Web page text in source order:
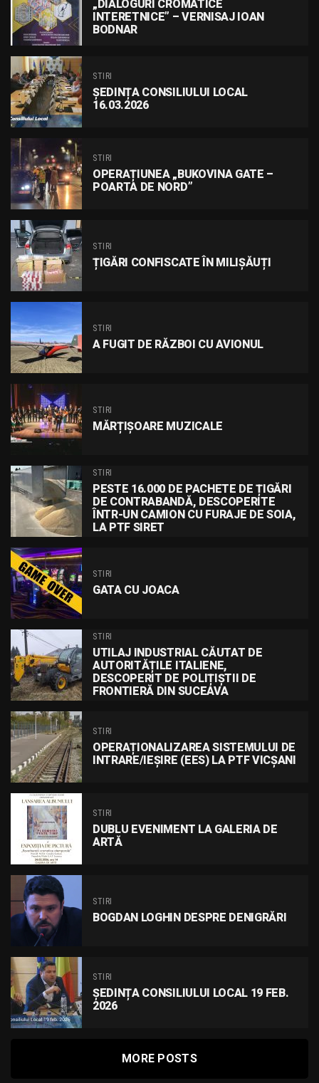
„DIALOGURI CROMATICE
INTERETNICE” – VERNISAJ IOAN
BODNAR
STIRI
ȘEDINȚA CONSILIULUI LOCAL
16.03.2026
STIRI
OPERAȚIUNEA „BUKOVINA GATE –
POARTA DE NORD”
STIRI
ȚIGĂRI CONFISCATE ÎN MILIȘĂUȚI
STIRI
A FUGIT DE RĂZBOI CU AVIONUL
STIRI
MĂRȚIȘOARE MUZICALE
STIRI
PESTE 16.000 DE PACHETE DE ȚIGĂRI
DE CONTRABANDĂ, DESCOPERITE
ÎNTR-UN CAMION CU FURAJE DE SOIA,
LA PTF SIRET
STIRI
GATA CU JOACA
STIRI
UTILAJ INDUSTRIAL CĂUTAT DE
AUTORITĂȚILE ITALIENE,
DESCOPERIT DE POLIȚIȘTII DE
FRONTIERĂ DIN SUCEAVA
STIRI
OPERAȚIONALIZAREA SISTEMULUI DE
INTRARE/IEȘIRE (EES) LA PTF VICȘANI
STIRI
DUBLU EVENIMENT LA GALERIA DE
ARTĂ
STIRI
BOGDAN LOGHIN DESPRE DENIGRĂRI
STIRI
ȘEDINȚA CONSILIULUI LOCAL 19 FEB.
2026
MORE POSTS